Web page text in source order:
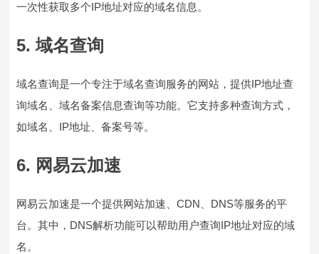
一次性获取多个IP地址对应的域名信息。
5. 域名查询
域名查询是一个专注于域名查询服务的网站，提供IP地址查
询域名、域名备案信息查询等功能。它支持多种查询方式，
如域名、IP地址、备案号等。
6. 网易云加速
网易云加速是一个提供网站加速、CDN、DNS等服务的平
台。其中，DNS解析功能可以帮助用户查询IP地址对应的域
名。